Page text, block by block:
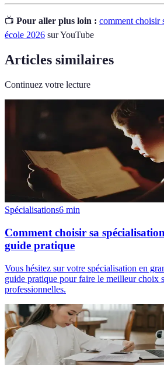
📺 Pour aller plus loin : comment choisir
école 2026 sur YouTube
Articles similaires
Continuez votre lecture
Spécialisations6 min
Comment choisir sa
guide pratique
Vous hésitez sur votre spécialisation en
guide pratique pour faire le meilleur choix
professionnelles.